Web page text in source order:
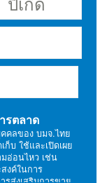
รตลาด
คลของ บมจ.ไทย
บ ใช้และเปิดเผย
อ่อนไหว เช่น
งค์ในการ